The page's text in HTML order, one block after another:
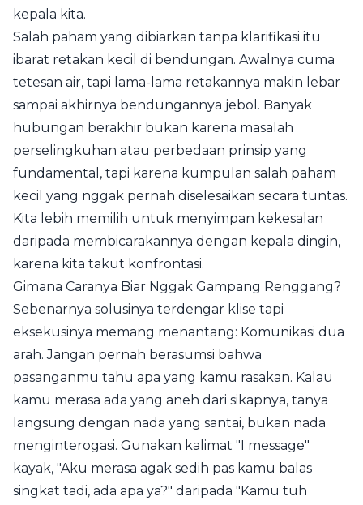
kepala kita.
Salah paham yang dibiarkan tanpa klarifikasi itu
ibarat retakan kecil di bendungan. Awalnya cuma
tetesan air, tapi lama-lama retakannya makin lebar
sampai akhirnya bendungannya jebol. Banyak
hubungan berakhir bukan karena masalah
perselingkuhan atau perbedaan prinsip yang
fundamental, tapi karena kumpulan salah paham
kecil yang nggak pernah diselesaikan secara tuntas.
Kita lebih memilih untuk menyimpan kekesalan
daripada membicarakannya dengan kepala dingin,
karena kita takut konfrontasi.
Gimana Caranya Biar Nggak Gampang Renggang?
Sebenarnya solusinya terdengar klise tapi
eksekusinya memang menantang: Komunikasi dua
arah. Jangan pernah berasumsi bahwa
pasanganmu tahu apa yang kamu rasakan. Kalau
kamu merasa ada yang aneh dari sikapnya, tanya
langsung dengan nada yang santai, bukan nada
menginterogasi. Gunakan kalimat "I message"
kayak, "Aku merasa agak sedih pas kamu balas
singkat tadi, ada apa ya?" daripada "Kamu tuh